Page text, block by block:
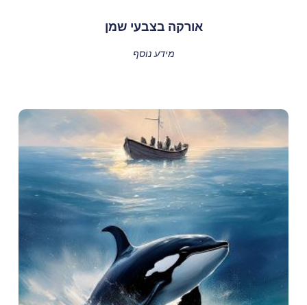
אורקה בצבעי שמן
מידע נוסף